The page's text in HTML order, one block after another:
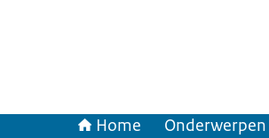
Home Onderwerpen